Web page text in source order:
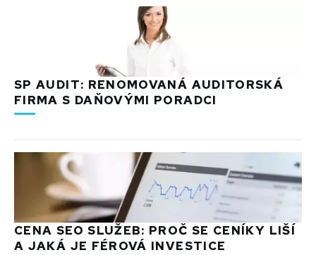
SP AUDIT: RENOMOVANÁ AUDITORSKÁ
FIRMA S DAŇOVÝMI PORADCI
CENA SEO SLUŽEB: PROČ SE CENÍKY LIŠÍ
A JAKÁ JE FÉROVÁ INVESTICE